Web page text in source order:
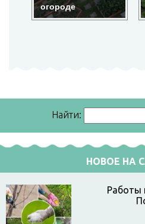
на огороде
Найти:
НОВОЕ НА
Работы